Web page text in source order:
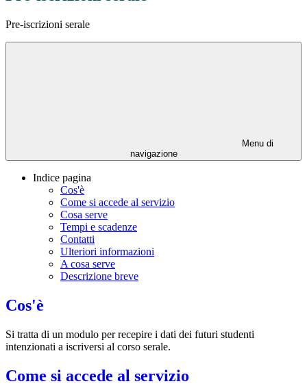
Pre-iscrizioni serale
Menu di
navigazione
Indice pagina
Cos'è
Come si accede al servizio
Cosa serve
Tempi e scadenze
Contatti
Ulteriori informazioni
A cosa serve
Descrizione breve
Cos'è
Si tratta di un modulo per recepire i dati dei futuri studenti
intenzionati a iscriversi al corso serale.
Come si accede al servizio